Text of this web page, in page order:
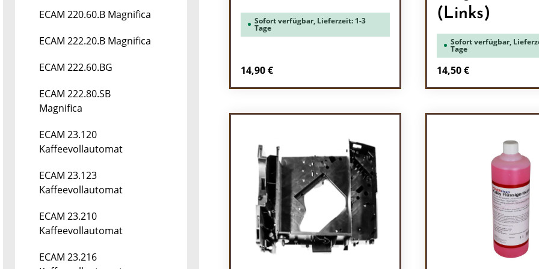
ECAM 220.60.B Magnifica
ECAM 222.20.B Magnifica
ECAM 222.60.BG
ECAM 222.80.SB
Magnifica
ECAM 23.120
Kaffeevollautomat
ECAM 23.123
Kaffeevollautomat
ECAM 23.210
Kaffeevollautomat
ECAM 23.216
Sofort verfügbar, Lieferzeit: 1-3
Tage
Regulärer Preis:
14,90 €
(Links)
Sofort verfügbar,
Tage
Regulärer Preis:
14,50 €